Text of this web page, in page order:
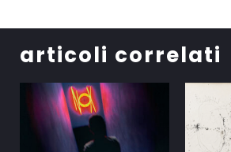
articoli correlati